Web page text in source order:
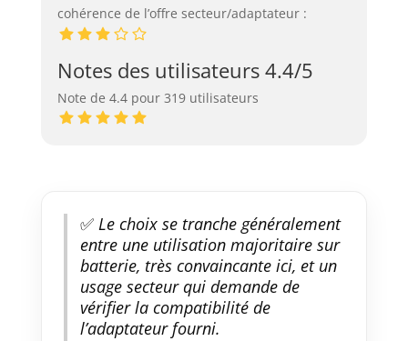
cohérence de l’offre secteur/adaptateur :
Notes des utilisateurs 4.4/5
Note de 4.4 pour 319 utilisateurs
✅Le choix se tranche généralement
entre une utilisation majoritaire sur
batterie, très convaincante ici, et un
usage secteur qui demande de
vérifier la compatibilité de
l’adaptateur fourni.